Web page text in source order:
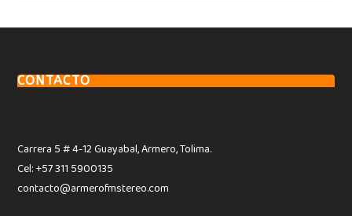
CONTACTO
Carrera 5 # 4-12 Guayabal, Armero, Tolima.
Cel: +57 311 5900135
contacto@armerofmstereo.com